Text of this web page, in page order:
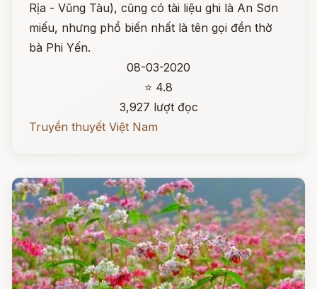
Rịa - Vũng Tàu), cũng có tài liệu ghi là An Sơn
miếu, nhưng phổ biến nhất là tên gọi đền thờ
bà Phi Yến.
08-03-2020
⭐ 4.8
3,927 lượt đọc
Truyền thuyết Việt Nam